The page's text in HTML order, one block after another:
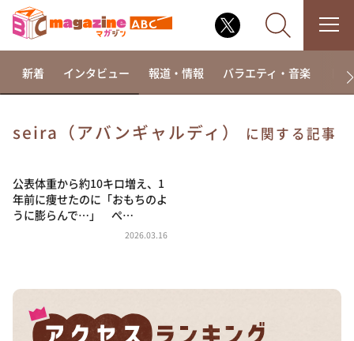
相席食堂
これ余談なんですけど・・・
～人生密着トークバラエティ！～ やすとものいたっ
河合＆A.B.C-Z塚田×福井アナ「なんでやねん！？」
（news おかえり）
新着 インタビュー 報道・情報 バラエティ・音楽 ド
seira（アバンギャルディ） に関する記事
公表体重から約10キロ増え、1
年前に痩せたのに「おもちのよ
うに膨らんで…」 ぺ…
2026.03.16